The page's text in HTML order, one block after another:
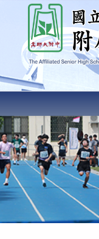
內
容
國立高雄師範大學
High School of
AFFILIATED